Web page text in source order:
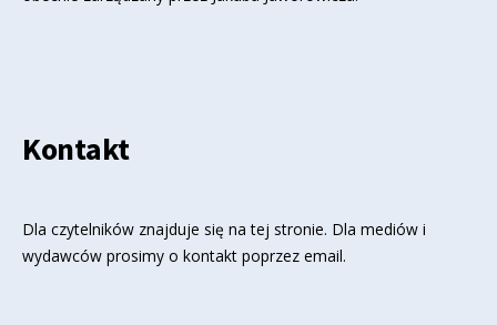
Kontakt
Dla czytelników znajduje się na tej stronie. Dla mediów i
wydawców prosimy o kontakt poprzez email.